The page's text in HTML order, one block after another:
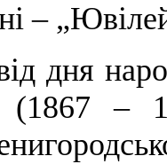
–
дня
(1867 –